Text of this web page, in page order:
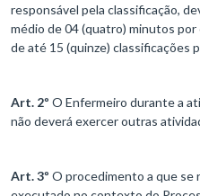
responsável pela classificação,
médio de 04 (quatro) minutos
de até 15 (quinze) classificações
Art. 2º O Enfermeiro durante a
não deverá exercer outras
Art. 3º O procedimento a que se